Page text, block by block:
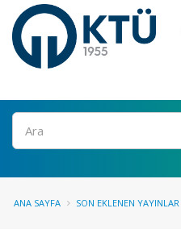
Ara
ANA SAYFA SON EKLENEN YAYINLAR